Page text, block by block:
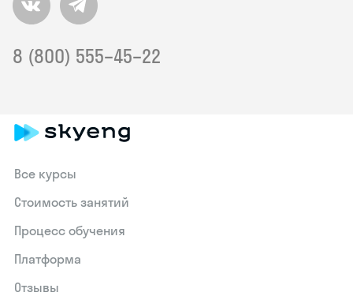
8 (800) 555–45–22
Все курсы
Стоимость занятий
Процесс обучения
Платформа
Отзывы